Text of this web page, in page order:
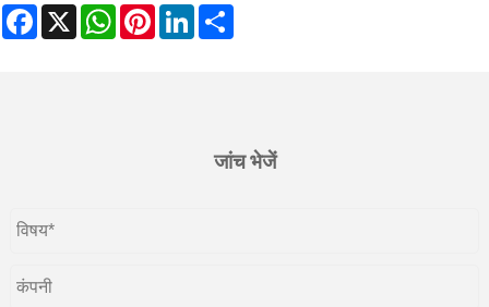
Facebook
X WhatsApp
Pinterest
LinkedIn
जांच भेजें